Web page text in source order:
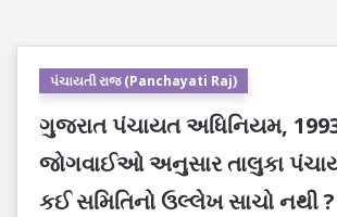
પંચાયતી રાજ (Panchayati Raj)
ગુજરાત પંચાયત અધિનિયમ,
જોગવાઈઓ અનુસાર તાલુકા
કઈ સમિતિનો ઉલ્લેખ સાચો નથી ?